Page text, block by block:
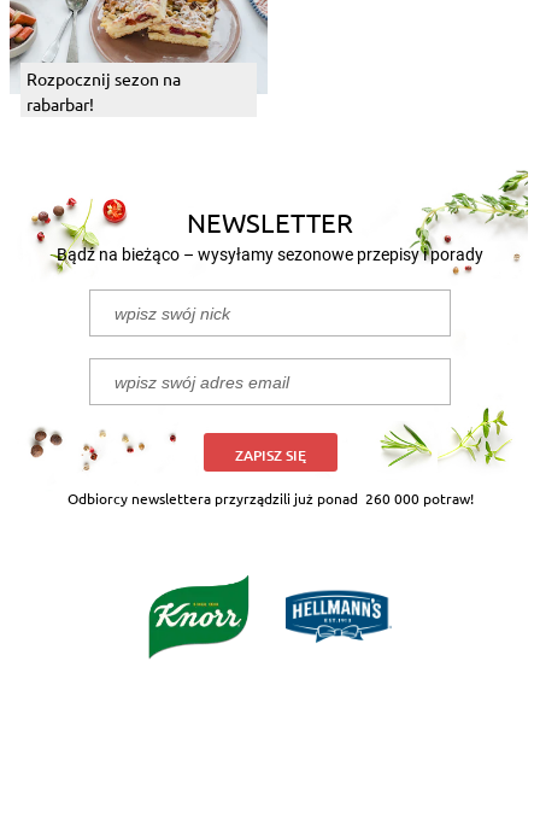
Rozpocznij sezon na
rabarbar!
NEWSLETTER
Bądź na bieżąco – wysyłamy sezonowe przepisy i porady
ZAPISZ SIĘ
Odbiorcy newslettera przyrządzili już ponad 260 000 potraw!